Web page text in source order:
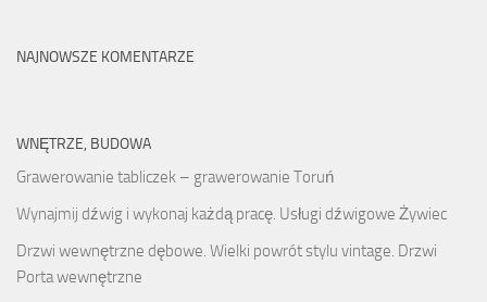
NAJNOWSZE KOMENTARZE
WNĘTRZE, BUDOWA
Grawerowanie tabliczek – grawerowanie Toruń
Wynajmij dźwig i wykonaj każdą pracę. Usługi dźwigowe Żywiec
Drzwi wewnętrzne dębowe. Wielki powrót stylu vintage. Drzwi
Porta wewnętrzne